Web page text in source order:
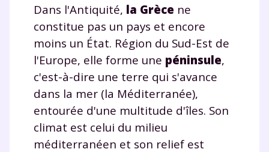
Dans l'Antiquité, la Grèce ne
constitue pas un pays et encore
moins un État. Région du Sud-Est de
l'Europe, elle forme une péninsule,
c'est-à-dire une terre qui s'avance
dans la mer (la Méditerranée),
entourée d'une multitude d'îles. Son
climat est celui du milieu
méditerranéen et son relief est